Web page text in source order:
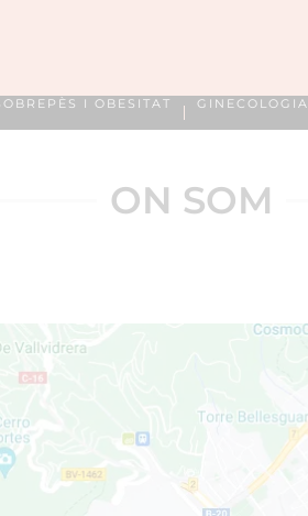
I OBESITAT GINECOLOGIA
ON SOM